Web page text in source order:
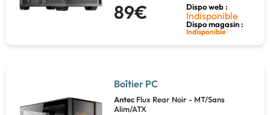
89€ Dispo web :
Indisponible
Dispo magasin :
Indisponible
Boîtier PC
Antec Flux Rear Noir - MT/Sans
Alim/ATX